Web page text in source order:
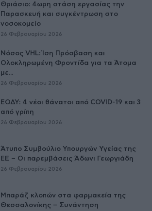
Θριάσιο: 4ωρη στάση εργασίας την
Παρασκευή και συγκέντρωση στο
νοσοκομείο
26 Φεβρουαρίου 2026
Νόσος VHL: Ίση Πρόσβαση και
Ολοκληρωμένη Φροντίδα για τα Άτομα
με...
26 Φεβρουαρίου 2026
ΕΟΔΥ: 4 νέοι θάνατοι από COVID-19 και 3
από γρίπη
26 Φεβρουαρίου 2026
Άτυπο Συμβούλιο Υπουργών Υγείας της
ΕE – Οι παρεμβάσεις Άδωνι Γεωργιάδη
26 Φεβρουαρίου 2026
Μπαράζ κλοπών στα φαρμακεία της
Θεσσαλονίκης – Συνάντηση